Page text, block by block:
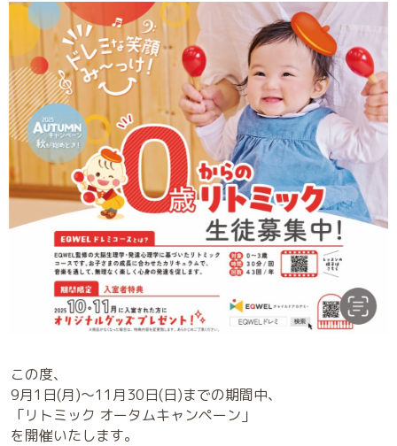
この度、
9月1日(月)～11月30日(日)までの期間中、
「リトミック オータムキャンペーン」
を開催いたします。